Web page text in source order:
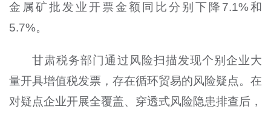
金属矿批发业开票金额同比分别下降7.1%和
5.7%。
甘肃税务部门通过风险扫描发现个别企业大
量开具增值税发票，存在循环贸易的风险疑点。在
对疑点企业开展全覆盖、穿透式风险隐患排查后，